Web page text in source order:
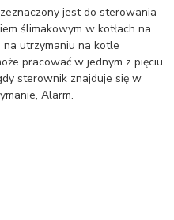
jest do sterowania
ślimakowym w kotłach na
na utrzymaniu na kotle
pracować w jednym z pięciu
sterownik znajduje się w
Alarm.